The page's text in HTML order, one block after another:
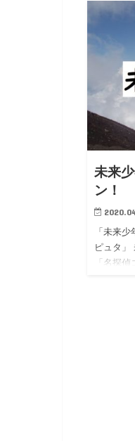
未来
ン！
「未来
ピュタ」
「名探